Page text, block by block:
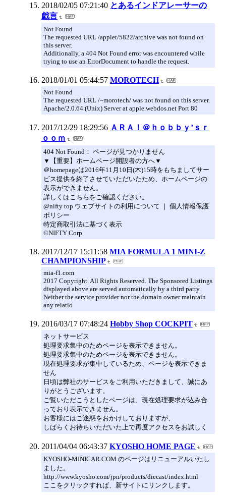
2018/02/05 07:21:40 とあるインドアレーサーの
戯言
Not Found
The requested URL /applet/5822/archive was not found on
this server.
Additionally, a 404 Not Found error was encountered while
trying to use an ErrorDocument to handle the request.
2018/01/01 05:44:57 MOROTECH
Not Found
The requested URL /~morotech/ was not found on this server.
Apache/2.0.64 (Unix) Server at apple.webdos.net Port 80
2017/12/29 18:29:56 ＡＲＡ！＠ｈｏｂｂｙ’ｓｒ
ｏｏｍ
404 Not Found： ページが見つかりません
▼【重要】ホームページ開設者の方へ▼
＠homepageは2016年11月10日(木)15時をもちましてサー
ビス提供を終了させていただいたため、ホームページの
表示ができません。
詳しくはこちらをご確認ください。
@nifty top ウェブサイトの利用について ｜ 個人情報保護
ポリシー
特定商取引法に基づく表示
©NIFTY Corp
2017/12/17 15:11:58 MIA FORMULA 1 MINI-Z
CHAMPIONSHIP
mia-f1.com
2017 Copyright. All Rights Reserved. The Sponsored Listings
displayed above are served automatically by a third party.
Neither the service provider nor the domain owner maintain
any relatio
2016/03/17 07:48:24 Hobby Shop COCKPIT
ネットサービス
処理要求集中のためページを表示できません。
処理要求集中のためページを表示できません。
現在処理要求が集中しているため、ページを表示できま
せん
日頃は弊社のサービスをご利用いただきまして、誠にあ
りがとうございます。
ご覧いただこうとしたページは、現在処理要求が込み合
っており表示できません。
お客様にはご迷惑をおかけしておりますが、
しばらくお待ちいただいた上で再度アクセスをお試しく
2011/04/04 06:43:37 KYOSHO HOME PAGE
KYOSHO-MINICAR.COM のページはリニューアルいたし
ました。
http://www.kyosho.com/jpn/products/diecast/index.html
ここをクリックすれば、新サイトにリンクします。